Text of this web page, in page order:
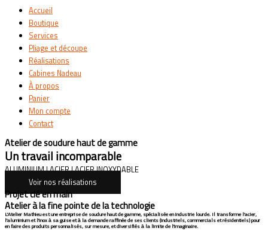
Accueil
Boutique
Services
Pliage et découpe
Réalisations
Cabines Nadeau
À propos
Panier
Mon compte
Contact
Atelier de soudure haut de gamme
Un travail incomparable
ALUMINIUM | ACIER | ACIER INOXYDABLE
Voir nos réalisations
Projet clé en main
Atelier à la fine pointe de la technologie
L'Atelier Mathieu est une entreprise de soudure haut de gamme, spécialisée en industrie lourde. Il transforme l'acier,
l'aluminium et l'inox à sa guise et à la demande raffinée de ses clients (industriels, commercials et résidentiels) pour
en faire des produits personnalisés, sur mesure, et diversifiés à la limite de l'imaginaire.